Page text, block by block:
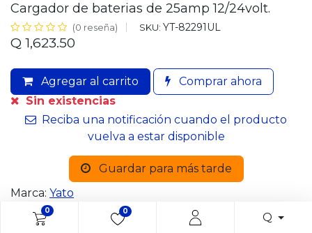
0 0 Q
Cargador de baterias de 25amp 12/24volt.
(0 reseña) SKU: YT-82291UL
Q 1,623.50
Agregar al carrito
Comprar ahora
Sin existencias
Reciba una notificación cuando el producto
vuelva a estar disponible
Guardar para más tarde
Marca: Yato